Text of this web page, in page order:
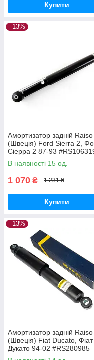
Купити
–13%
Амортизатор задній Raiso
(Швеція) Ford Sierra 2,
Сіерра 2 87-93
UAORWYI17
В наявності 15 од.
1 070 ₴ 1 231 ₴
Купити
–13%
Амортизатор задній Raiso
(Швеція) Fiat Ducato, Фіат
Дукато 94-02 #RS280985
UAKFKVB17